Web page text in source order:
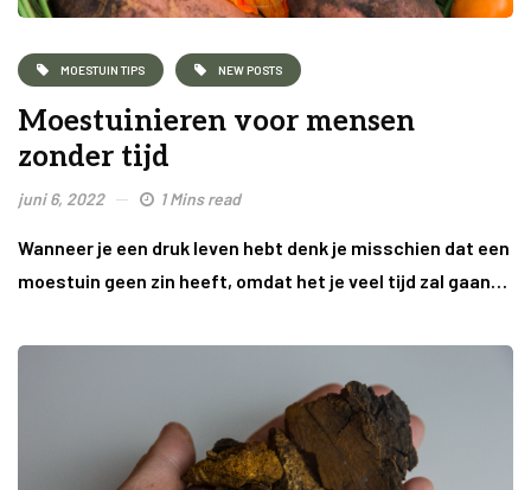
MOESTUIN TIPS NEW POSTS
Moestuinieren voor mensen
zonder tijd
juni 6, 2022 1 Mins read
Wanneer je een druk leven hebt denk je misschien dat een
moestuin geen zin heeft, omdat het je veel tijd zal gaan…